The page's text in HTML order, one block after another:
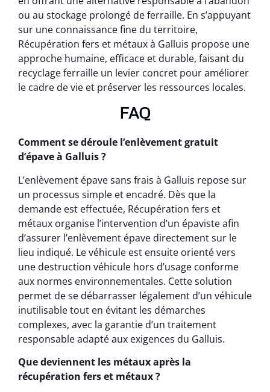
ou au stockage prolongé de ferraille. En s’appuyant
sur une connaissance fine du territoire,
Récupération fers et métaux à Galluis propose une
approche humaine, efficace et durable, faisant du
recyclage ferraille un levier concret pour améliorer
le cadre de vie et préserver les ressources locales.
FAQ
Comment se déroule l’enlèvement gratuit
d’épave à Galluis ?
L’enlèvement épave sans frais à Galluis repose sur
un processus simple et encadré. Dès que la
demande est effectuée, Récupération fers et
métaux organise l’intervention d’un épaviste afin
d’assurer l’enlèvement épave directement sur le
lieu indiqué. Le véhicule est ensuite orienté vers
une destruction véhicule hors d’usage conforme
aux normes environnementales. Cette solution
permet de se débarrasser légalement d’un véhicule
inutilisable tout en évitant les démarches
complexes, avec la garantie d’un traitement
responsable adapté aux exigences du Galluis.
Que deviennent les métaux après la
récupération fers et métaux ?